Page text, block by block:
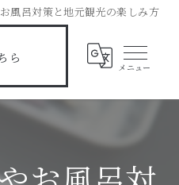
風呂対策と地元観光の楽しみ方
ら